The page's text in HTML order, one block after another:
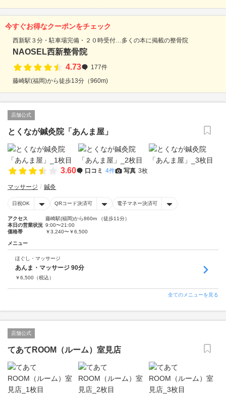
今すぐお得なクーポンをチェック
西新駅３分・駐車場完備・２０時受付…多くの本に掲載の整骨院
NAOSEL西新整骨院
4.73
177件
藤崎駅(福岡)から徒歩13分（960m)
店舗公式
とくなが鍼灸院「あんま屋」
3.60 口コミ 4件 写真 3枚
マッサージ 鍼灸
日祝OK QRコード決済可 電子マネー決済可
アクセス
藤崎駅(福岡)から860m （徒歩11分）
本日の営業状況 9:00〜21:00
価格帯
￥3,240〜￥6,500
メニュー
ほぐし・マッサージ
あんま・マッサージ 90分
￥6,500 （税込）
全てのメニューを見る
店舗公式
てあてROOM（ルーム）室見店